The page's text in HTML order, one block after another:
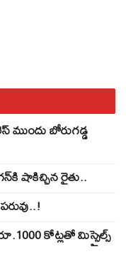
ముందు బోరుగడ్డ
షాకిచ్చిన రైతు..
కోట్లతో మిస్సైల్స్